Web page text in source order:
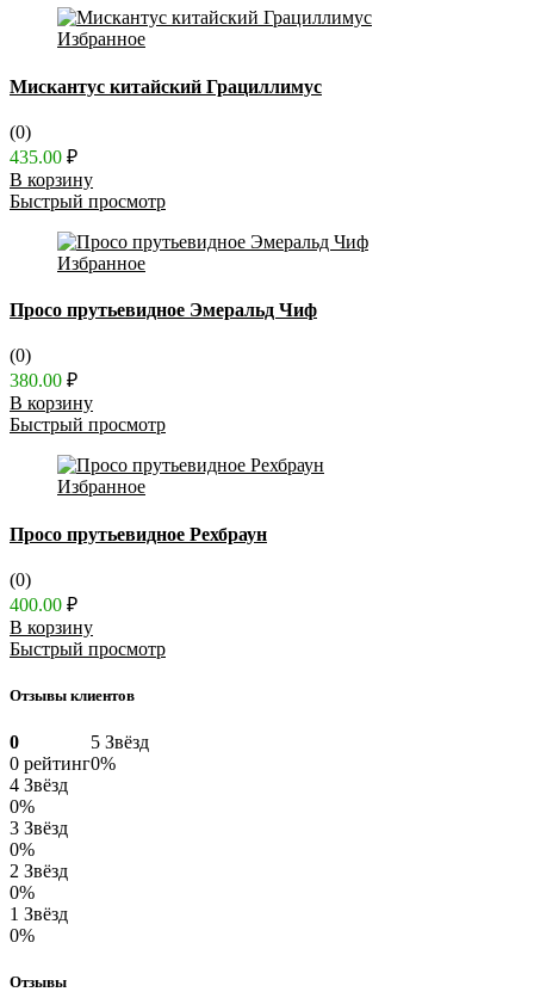
Избранное
Мискантус китайский Грациллимус
(0)
435.00 ₽
В корзину
Быстрый просмотр
Избранное
Просо прутьевидное Эмеральд Чиф
(0)
380.00 ₽
В корзину
Быстрый просмотр
Избранное
Просо прутьевидное Рехбраун
(0)
400.00 ₽
В корзину
Быстрый просмотр
Отзывы клиентов
0
0 рейтинг
5 Звёзд
0%
4 Звёзд
0%
3 Звёзд
0%
2 Звёзд
0%
1 Звёзд
0%
Отзывы